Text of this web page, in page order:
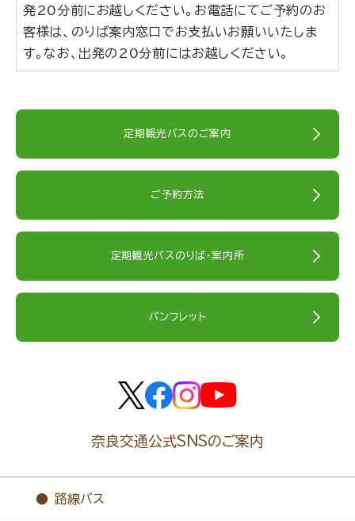
発20分前にお越しください。お電話にてご予約のお
客様は、のりば案内窓口でお支払いお願いいたしま
す。なお、出発の20分前にはお越しください。
定期観光バスのご案内
ご予約方法
定期観光バスのりば・案内所
パンフレット
奈良交通公式SNSのご案内
路線バス